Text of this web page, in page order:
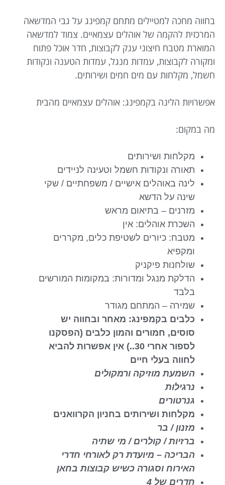
בחווה מחכה למטיילים מתחם קמפינג על גבי המדשאה
המרכזית להקמה של אוהלים עצמאיים. צמוד למדשאה
המוארת מטבח חיצוני ענק לקבוצות, חדר אוכל פתוח
ומקורה לקבוצות, עמדות מנגל, עמדות הטענה ונקודות
חשמל, מקלחות עם מים חמים ושירותים.
אפשרויות הלינה בקמפינג: אוהלים עצמאיים מהבית
מה במקום:
מקלחות ושירותים
תאורה ונקודות חשמל וטעינה לניידים
לינה באוהלים אישיים / משפחתיים / שקי
שינה על הדשא
מזרנים – בתיאום מראש
השכרת אוהלים: אין
מטבח: כיורים לשטיפת כלים, מקררים
ומקפיא
שולחנות פיקניק
הדלקת מנגל ומדורות: במקומות המורשים
בלבד
שמירה – המתחם מגודר
כלבים בקמפינג: מאחר ובחווה יש
סוסים, חמורים והמון כלבים (הפסקנו
לספור אחרי 30..) אין אפשרות להביא
לחווה בעלי חיים
השמעת מוזיקה ורמקולים
נרגילות
גנרטורים
מקלחות ושירותים בחניון הקרוואנים
מזנון / בר
ברזיות / קולרים / מי שתיה
הבריכה – מיועדת רק לאורחי חדרי
האירוח וסגורה כשיש קבוצות בחאן
חדרים של 4